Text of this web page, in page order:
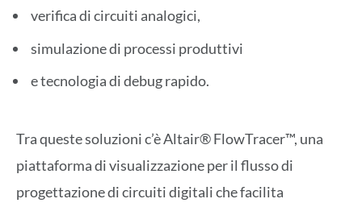
verifica di circuiti analogici,
simulazione di processi produttivi
e tecnologia di debug rapido.
Tra queste soluzioni c’è Altair® FlowTracer™, una
piattaforma di visualizzazione per il flusso di
progettazione di circuiti digitali che facilita